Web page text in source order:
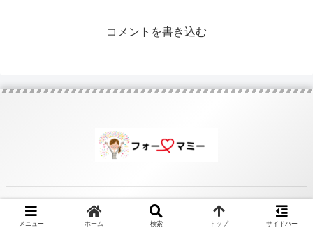
コメントを書き込む
© 2020 .
メニュー ホーム 検索 トップ サイドバー